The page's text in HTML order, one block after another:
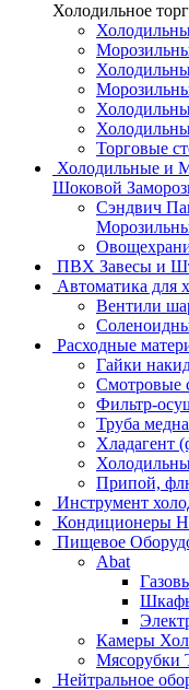
Холодильное
Торговые
Холодильные и
Шоковой
Сэндвич
ПВХ Завесы и
Автоматика для
Вентили
Расходные
Гайки
Смотровые
Фильтр-
Труба
Хладагент
Припой,
Инструмент
Кондиционеры
Пищевое
Abat
Камеры
Нейтральное